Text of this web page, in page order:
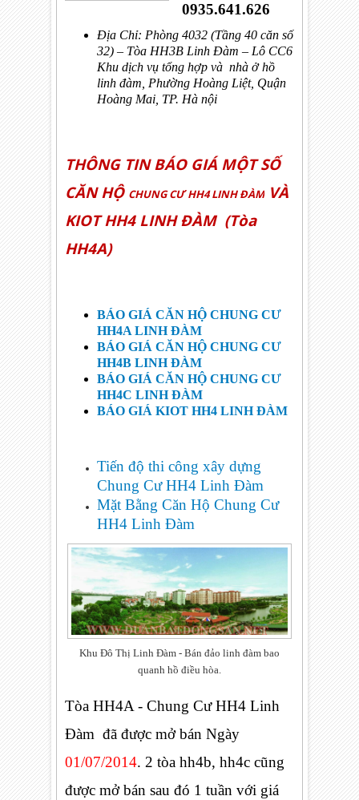
0935.641.626
Địa Chỉ: Phòng 4032 (Tầng 40 căn số
32) – Tòa HH3B Linh Đàm – Lô CC6
Khu dịch vụ tổng hợp và nhà ở hồ
linh đàm, Phường Hoàng Liệt, Quận
Hoàng Mai, TP. Hà nội
THÔNG TIN BÁO GIÁ MỘT SỐ
CĂN HỘ CHUNG CƯ HH4 LINH ĐÀM VÀ
KIOT HH4 LINH ĐÀM (Tòa
HH4A)
BÁO GIÁ CĂN HỘ CHUNG CƯ
HH4A LINH ĐÀM
BÁO GIÁ CĂN HỘ CHUNG CƯ
HH4B LINH ĐÀM
BÁO GIÁ CĂN HỘ CHUNG CƯ
HH4C LINH ĐÀM
BÁO GIÁ KIOT HH4 LINH ĐÀM
Tiến độ thi công xây dựng
Chung Cư HH4 Linh Đàm
Mặt Bằng Căn Hộ Chung Cư
HH4 Linh Đàm
Khu Đô Thị Linh Đàm - Bán đảo linh đàm bao
quanh hồ điều hòa.
Tòa HH4A - Chung Cư HH4 Linh
Đàm đã được mở bán Ngày
01/07/2014. 2 tòa hh4b, hh4c cũng
được mở bán sau đó 1 tuần với giá